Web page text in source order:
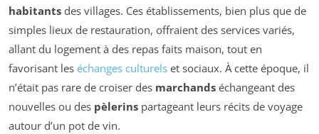
habitants des villages. Ces établissements, bien plus que de
simples lieux de restauration, offraient des services variés,
allant du logement à des repas faits maison, tout en
favorisant les échanges culturels et sociaux. À cette époque, il
n’était pas rare de croiser des marchands échangeant des
nouvelles ou des pèlerins partageant leurs récits de voyage
autour d’un pot de vin.